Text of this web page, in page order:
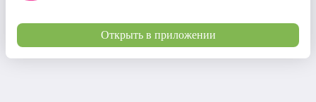
Открыть в приложении